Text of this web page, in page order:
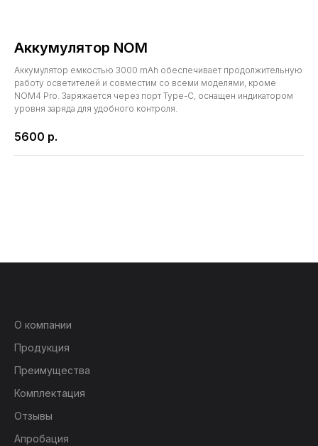
Аккумулятор NOM
Аккумулятор емкостью 3000 mAh обеспечивает продолжительную
работу осветителей и совместим со всеми моделями, кроме
NOM4 Pro. Заряжается через порт Type-C, оснащен индикатором
уровня заряда для удобного контроля.
5600 р.
О компании
Продукция
Преимущества
Апробация
Комплектация
Отзывы